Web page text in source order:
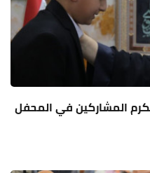
المشاركين في المحفل